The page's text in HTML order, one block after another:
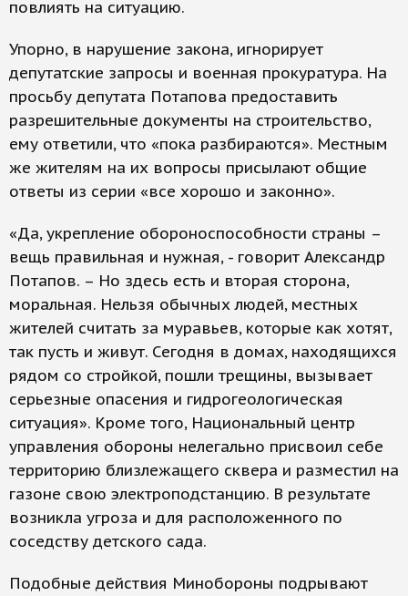
повлиять на ситуацию.
Упорно, в нарушение закона, игнорирует
депутатские запросы и военная прокуратура. На
просьбу депутата Потапова предоставить
разрешительные документы на строительство,
ему ответили, что «пока разбираются». Местным
же жителям на их вопросы присылают общие
ответы из серии «все хорошо и законно».
«Да, укрепление обороноспособности страны –
вещь правильная и нужная, - говорит Александр
Потапов. – Но здесь есть и вторая сторона,
моральная. Нельзя обычных людей, местных
жителей считать за муравьев, которые как хотят,
так пусть и живут. Сегодня в домах, находящихся
рядом со стройкой, пошли трещины, вызывает
серьезные опасения и гидрогеологическая
ситуация». Кроме того, Национальный центр
управления обороны нелегально присвоил себе
территорию близлежащего сквера и разместил на
газоне свою электроподстанцию. В результате
возникла угроза и для расположенного по
соседству детского сада.
Подобные действия Минобороны подрывают